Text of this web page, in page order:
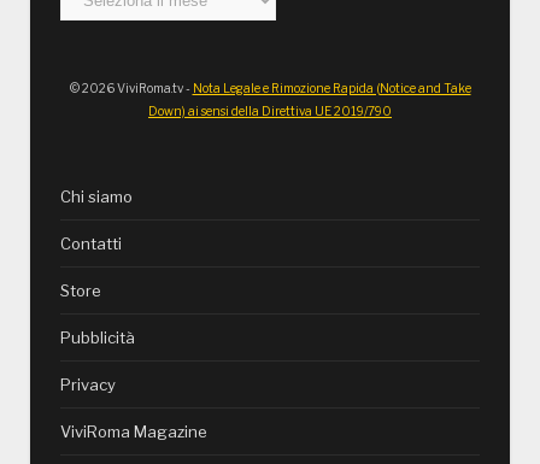
© 2026 ViviRoma.tv - Nota Legale e Rimozione Rapida (Notice and Take
Down) ai sensi della Direttiva UE 2019/790
Chi siamo
Contatti
Store
Pubblicità
Privacy
ViviRoma Magazine